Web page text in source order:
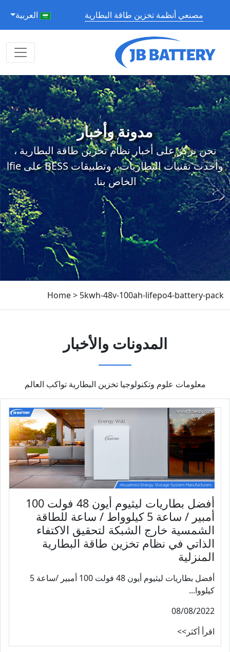
مصنعي أنظمة تخزين طاقة البطارية العربية
مدونة وأخبار
نحن نركز على أخبار نظام تخزين طاقة البطارية ،
وأحدث تقنيات البطاريات ، وتطبيقات BESS على lfie
الخاص بنا.
Home> 5kwh-48v-100ah-lifepo4-battery-pack
المدونات والأخبار
معلومات علوم وتكنولوجيا تخزين البطارية تواكب العالم
أفضل بطاريات ليثيوم أيون 48 فولت 100
أمبير / ساعة 5 كيلوواط / ساعة للطاقة
الشمسية خارج الشبكة لتحقيق الاكتفاء
الذاتي في نظام تخزين طاقة البطارية
المنزلية
أفضل بطاريات ليثيوم أيون 48 فولت 100 أمبير /ساعة 5
كيلووا...
08/08/2022
اقرأ أكثر>>